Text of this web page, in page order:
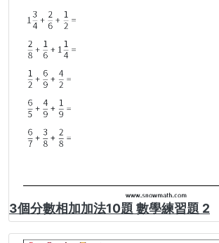
3個分數相加加法10題 數學練習題 2